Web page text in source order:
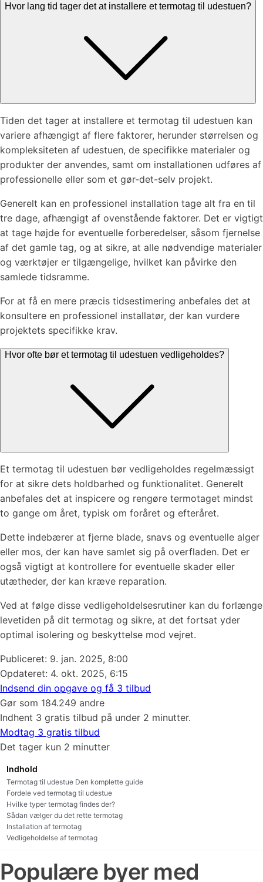
Hvor lang tid tager det at installere et termotag til udestuen?
Tiden det tager at installere et termotag til udestuen kan
variere afhængigt af flere faktorer, herunder størrelsen og
kompleksiteten af udestuen, de specifikke materialer og
produkter der anvendes, samt om installationen udføres af
professionelle eller som et gør-det-selv projekt.
Generelt kan en professionel installation tage alt fra en til
tre dage, afhængigt af ovenstående faktorer. Det er vigtigt
at tage højde for eventuelle forberedelser, såsom fjernelse
af det gamle tag, og at sikre, at alle nødvendige materialer
og værktøjer er tilgængelige, hvilket kan påvirke den
samlede tidsramme.
For at få en mere præcis tidsestimering anbefales det at
konsultere en professionel installatør, der kan vurdere
projektets specifikke krav.
Hvor ofte bør et termotag til udestuen vedligeholdes?
Et termotag til udestuen bør vedligeholdes regelmæssigt
for at sikre dets holdbarhed og funktionalitet. Generelt
anbefales det at inspicere og rengøre termotaget mindst
to gange om året, typisk om foråret og efteråret.
Dette indebærer at fjerne blade, snavs og eventuelle alger
eller mos, der kan have samlet sig på overfladen. Det er
også vigtigt at kontrollere for eventuelle skader eller
utætheder, der kan kræve reparation.
Ved at følge disse vedligeholdelsesrutiner kan du forlænge
levetiden på dit termotag og sikre, at det fortsat yder
optimal isolering og beskyttelse mod vejret.
Publiceret: 9. jan. 2025, 8:00
Opdateret: 4. okt. 2025, 6:15
Indsend din opgave og få 3 tilbud
Gør som 184.249 andre
Indhent 3 gratis tilbud på under 2 minutter.
Modtag 3 gratis tilbud
Det tager kun 2 minutter
Indhold
Termotag til udestue Den komplette guide
Fordele ved termotag til udestue
Hvilke typer termotag findes der?
Sådan vælger du det rette termotag
Installation af termotag
Vedligeholdelse af termotag
Populære byer med